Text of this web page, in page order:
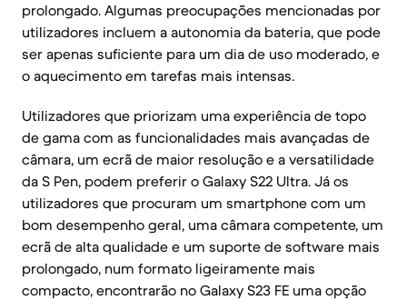
prolongado. Algumas preocupações mencionadas por
utilizadores incluem a autonomia da bateria, que pode
ser apenas suficiente para um dia de uso moderado, e
o aquecimento em tarefas mais intensas.
Utilizadores que priorizam uma experiência de topo
de gama com as funcionalidades mais avançadas de
câmara, um ecrã de maior resolução e a versatilidade
da S Pen, podem preferir o Galaxy S22 Ultra. Já os
utilizadores que procuram um smartphone com um
bom desempenho geral, uma câmara competente, um
ecrã de alta qualidade e um suporte de software mais
prolongado, num formato ligeiramente mais
compacto, encontrarão no Galaxy S23 FE uma opção